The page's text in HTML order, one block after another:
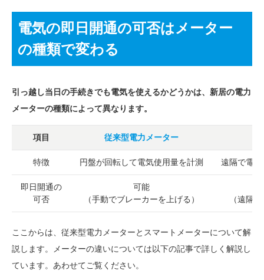
電気の即日開通の可否はメーター
の種類で変わる
引っ越し当日の手続きでも電気を使えるかどうかは、新居の電力
メーターの種類によって異なります。
項目 従来型電力メーター
特徴 円盤が回転して電気使用量を計測 遠隔で電
即日開通の
可否
可能
（手動でブレーカーを上げる）
（遠隔
ここからは、従来型電力メーターとスマートメーターについて解
説します。メーターの違いについては以下の記事で詳しく解説し
ています。あわせてご覧ください。